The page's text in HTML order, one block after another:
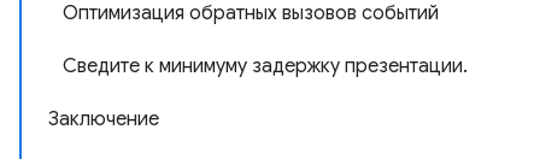
Оптимизация обратных вызовов событий
Сведите к минимуму задержку презентации.
Заключение